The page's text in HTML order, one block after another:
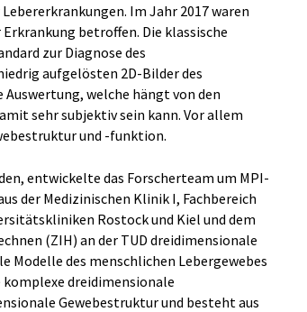
Im Jahr 2017 waren
betroffen. Die klassische
zur Diagnose des
aufgelösten 2D-Bilder des
welche hängt von den
sehr subjektiv sein kann. Vor allem
und -funktion.
entwickelte das Forscherteam um MPI-
der Medizinischen Klinik I, Fachbereich
Rostock und Kiel und dem
(ZIH) an der TUD dreidimensionale
des menschlichen Lebergewebes
komplexe dreidimensionale
Gewebestruktur und besteht aus